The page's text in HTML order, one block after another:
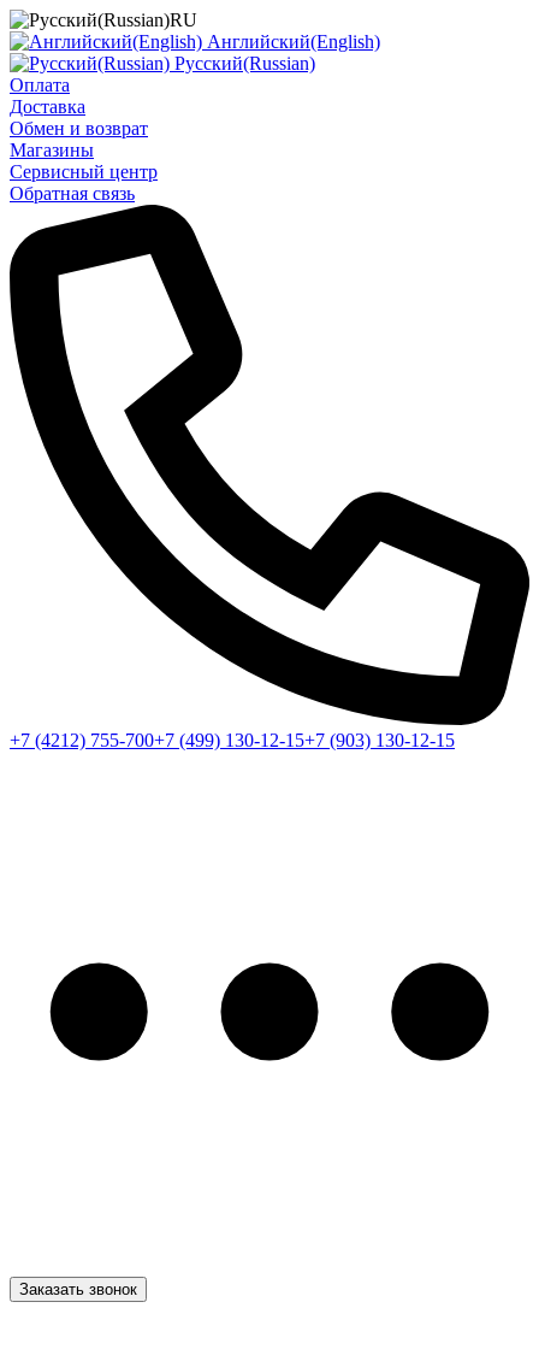
RU
Английский(English)
Русский(Russian)
Оплата
Доставка
Обмен и возврат
Магазины
Сервисный центр
Обратная связь
+7 (4212) 755-700+7 (499) 130-12-15+7 (903) 130-12-15
Заказать звонок